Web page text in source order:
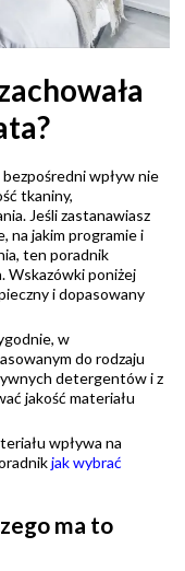
wpływ nie
tkaniny,
Jeśli zastanawiasz
na jakim programie i
ten poradnik
Wskazówki poniżej
i dopasowany
w
do rodzaju
detergentów i z
jakość materiału
wpływa na
jak wybrać
ma to